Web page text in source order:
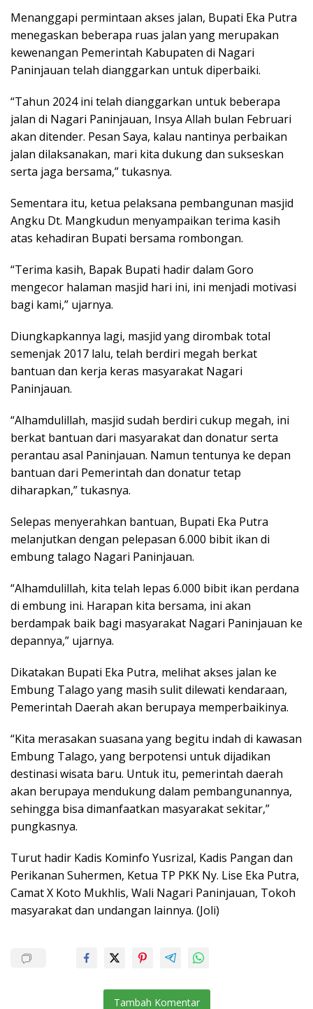
Menanggapi permintaan akses jalan, Bupati Eka Putra
menegaskan beberapa ruas jalan yang merupakan
kewenangan Pemerintah Kabupaten di Nagari
Paninjauan telah dianggarkan untuk diperbaiki.
“Tahun 2024 ini telah dianggarkan untuk beberapa
jalan di Nagari Paninjauan, Insya Allah bulan Februari
akan ditender. Pesan Saya, kalau nantinya perbaikan
jalan dilaksanakan, mari kita dukung dan sukseskan
serta jaga bersama,” tukasnya.
Sementara itu, ketua pelaksana pembangunan masjid
Angku Dt. Mangkudun menyampaikan terima kasih
atas kehadiran Bupati bersama rombongan.
“Terima kasih, Bapak Bupati hadir dalam Goro
mengecor halaman masjid hari ini, ini menjadi motivasi
bagi kami,” ujarnya.
Diungkapkannya lagi, masjid yang dirombak total
semenjak 2017 lalu, telah berdiri megah berkat
bantuan dan kerja keras masyarakat Nagari
Paninjauan.
“Alhamdulillah, masjid sudah berdiri cukup megah, ini
berkat bantuan dari masyarakat dan donatur serta
perantau asal Paninjauan. Namun tentunya ke depan
bantuan dari Pemerintah dan donatur tetap
diharapkan,” tukasnya.
Selepas menyerahkan bantuan, Bupati Eka Putra
melanjutkan dengan pelepasan 6.000 bibit ikan di
embung talago Nagari Paninjauan.
“Alhamdulillah, kita telah lepas 6.000 bibit ikan perdana
di embung ini. Harapan kita bersama, ini akan
berdampak baik bagi masyarakat Nagari Paninjauan ke
depannya,” ujarnya.
Dikatakan Bupati Eka Putra, melihat akses jalan ke
Embung Talago yang masih sulit dilewati kendaraan,
Pemerintah Daerah akan berupaya memperbaikinya.
“Kita merasakan suasana yang begitu indah di kawasan
Embung Talago, yang berpotensi untuk dijadikan
destinasi wisata baru. Untuk itu, pemerintah daerah
akan berupaya mendukung dalam pembangunannya,
sehingga bisa dimanfaatkan masyarakat sekitar,”
pungkasnya.
Turut hadir Kadis Kominfo Yusrizal, Kadis Pangan dan
Perikanan Suhermen, Ketua TP PKK Ny. Lise Eka Putra,
Camat X Koto Mukhlis, Wali Nagari Paninjauan, Tokoh
masyarakat dan undangan lainnya. (Joli)
Tambah Komentar